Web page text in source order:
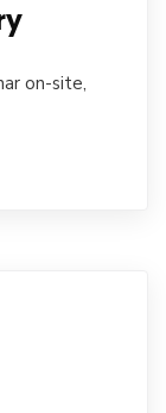
on-site,